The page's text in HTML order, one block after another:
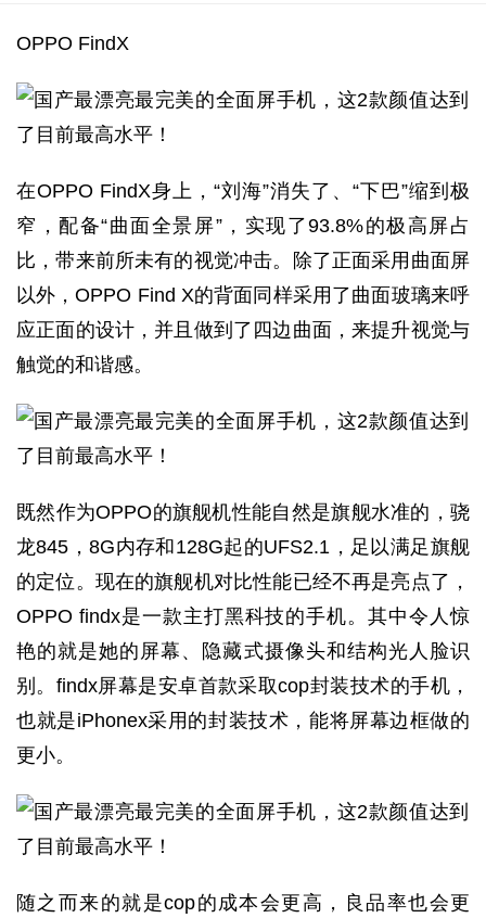
OPPO FindX
在OPPO FindX身上，“刘海”消失了、“下巴”缩到极
窄，配备“曲面全景屏”，实现了93.8%的极高屏占
比，带来前所未有的视觉冲击。除了正面采用曲面屏
以外，OPPO Find X的背面同样采用了曲面玻璃来呼
应正面的设计，并且做到了四边曲面，来提升视觉与
触觉的和谐感。
既然作为OPPO的旗舰机性能自然是旗舰水准的，骁
龙845，8G内存和128G起的UFS2.1，足以满足旗舰
的定位。现在的旗舰机对比性能已经不再是亮点了，
OPPO findx是一款主打黑科技的手机。其中令人惊
艳的就是她的屏幕、隐藏式摄像头和结构光人脸识
别。findx屏幕是安卓首款采取cop封装技术的手机，
也就是iPhonex采用的封装技术，能将屏幕边框做的
更小。
随之而来的就是cop的成本会更高，良品率也会更